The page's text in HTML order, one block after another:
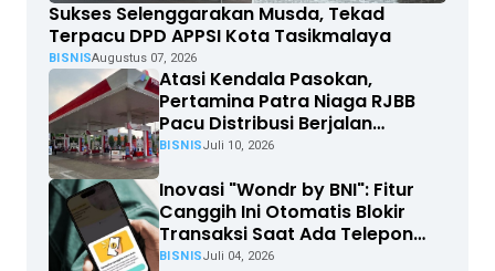
Sukses Selenggarakan Musda, Tekad
Terpacu DPD APPSI Kota Tasikmalaya
BISNISAugustus 07, 2026
Atasi Kendala Pasokan,
Pertamina Patra Niaga RJBB
Pacu Distribusi Berjalan
Optimal
BISNISJuli 10, 2026
Inovasi "Wondr by BNI": Fitur
Canggih Ini Otomatis Blokir
Transaksi Saat Ada Telepon
Masuk
BISNISJuli 04, 2026